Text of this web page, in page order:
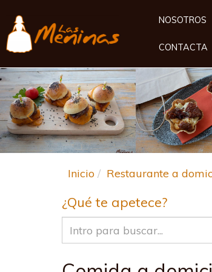
NOSOTROS
CONTACTA
Anterior
Inicio Restaurante a
¿Qué te apetece?